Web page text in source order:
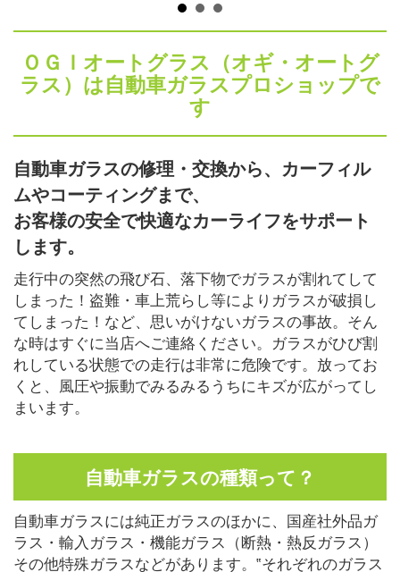
ＯＧＩオートグラス（オギ・オートグ
ラス）は自動車ガラスプロショップで
す
自動車ガラスの修理・交換から、カーフィル
ムやコーティングまで、
お客様の安全で快適なカーライフをサポート
します。
走行中の突然の飛び石、落下物でガラスが割れてして
しまった！盗難・車上荒らし等によりガラスが破損し
てしまった！など、思いがけないガラスの事故。そん
な時はすぐに当店へご連絡ください。ガラスがひび割
れしている状態での走行は非常に危険です。放ってお
くと、風圧や振動でみるみるうちにキズが広がってし
まいます。
自動車ガラスの種類って？
自動車ガラスには純正ガラスのほかに、国産社外品ガ
ラス・輸入ガラス・機能ガラス（断熱・熱反ガラス）
その他特殊ガラスなどがあります。‟それぞれのガラス